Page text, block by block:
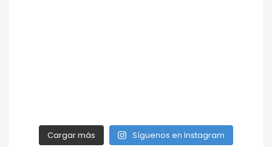
Cargar más Síguenos en Instagram